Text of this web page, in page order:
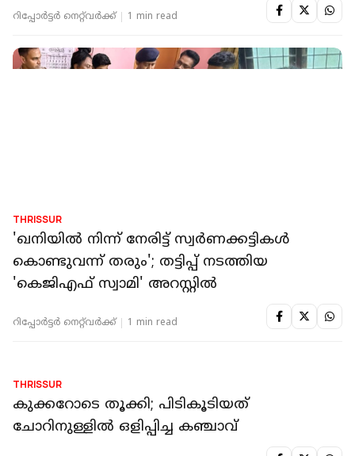
റിപ്പോർട്ടർ നെറ്റ്‌വര്‍ക്ക്‌ 1 min read
THRISSUR
ചീട്ട് കളിക്കുന്നതിനിടെ പൊലീസിനെ കണ്ട്
ഓടി; തൃശൂര്‍ സ്വദേശി കുഴഞ്ഞുവീണ് മരിച്ചു